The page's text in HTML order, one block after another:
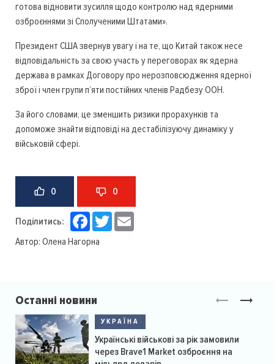
готова відновити зусилля щодо контролю над ядерними
озброєннями зі Сполученими Штатами».
Президент США звернув увагу і на те, що Китай також несе
відповідальність за свою участь у переговорах як ядерна
держава в рамках Договору про нерозповсюдження ядерної
зброї і член групи п’яти постійних членів Радбезу ООН.
За його словами, це зменшить ризики прорахунків та
допоможе знайти відповіді на дестабілізуючу динаміку у
військовій сфері.
0 0
Поділитись: Facebook
Twitter
Автор: Олена Нагорна
Останні новини
УКРАЇНА
Українські військові за рік замовили
через Brave1 Market озброєння на